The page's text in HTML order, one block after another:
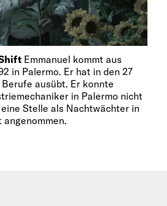
Emmanuel kommt aus
in Palermo. Er hat in den 27
ausübt. Er konnte
in Palermo nicht
Stelle als Nachtwächter in